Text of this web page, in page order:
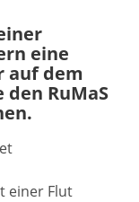
eine
auf dem
RuMaS
einer Flut